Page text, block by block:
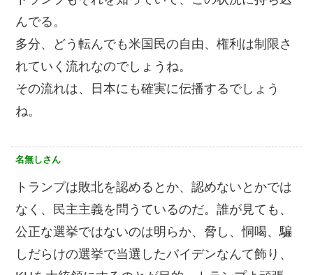
んでる。
多分、どう転んでも米国民の自由、権利は制限さ
れていく流れなのでしょうね。
その流れは、日本にも確実に伝播するでしょう
ね。
名無しさん
トランプは敗北を認めるとか、認めないとかでは
なく、民主主義を問うているのだ。誰が見ても、
公正な選挙ではないのは明らか、脅し、恫喝、騙
しだらけの選挙で当選したバイデンなんて飾り、